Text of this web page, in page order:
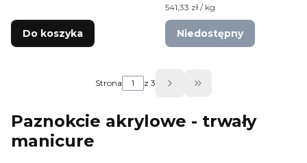
Do koszyka
Cena jednostkowa netto
541,33 zł / kg
Niedostępny
Strona z 3 Przejdź do
Paznokcie akrylowe - trwały
manicure